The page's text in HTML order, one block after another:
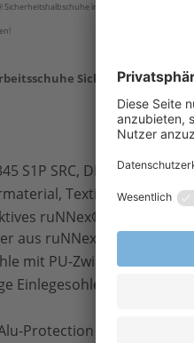
in neuen trendigen
Sicherheitsschuhe
S1P SRC, DIN EN 61340
Textileinsätze
ruNNex®
aus ruNNex
SOFTtouch
mit PU-Zwischensohle
Einlegesohle
Protection